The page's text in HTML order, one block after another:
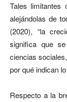
Tales limitantes
alejándolas de
(2020), “la
significa que
ciencias
por qué indican
Respecto a la